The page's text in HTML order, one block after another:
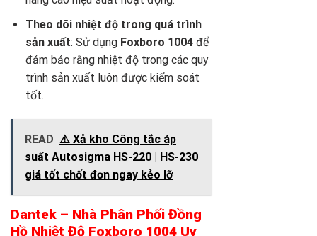
Theo dõi nhiệt độ trong quá trình
sản xuất: Sử dụng Foxboro 1004để
đảm bảo rằng nhiệt độ trong các quy
trình sản xuất luôn được kiểm soát
tốt.
READ ⚠️ Xả kho Công tắc áp
suất Autosigma HS-220 | HS-230
giá tốt chốt đơn ngay kẻo lỡ
Dantek – Nhà Phân Phối Đồng
Hồ Nhiệt Độ Foxboro 1004 Uy